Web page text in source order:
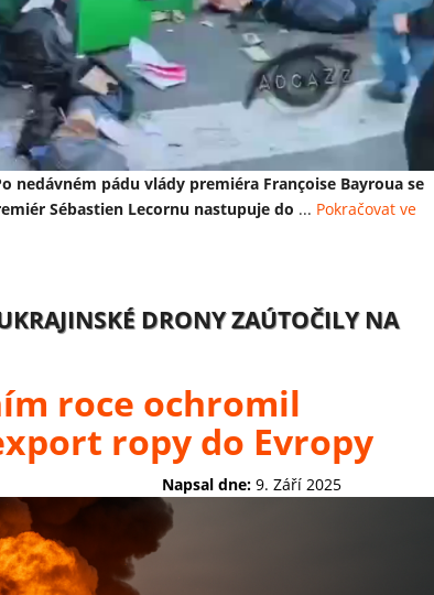
nedávném pádu vlády premiéra Françoise Bayroua se
Sébastien Lecornu nastupuje do ... Pokračovat ve
DRONY ZAÚTOČILY NA
roce ochromil
ropy do Evropy
Napsal dne: 9. Září 2025